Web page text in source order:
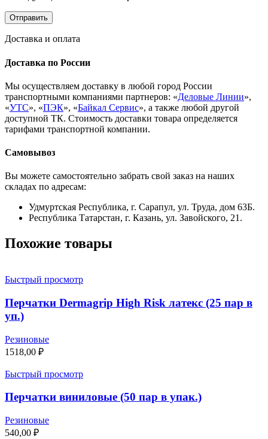
Доставка и оплата
Доставка по России
Мы осуществляем доставку в любой город России
транспортными компаниями партнеров: «Деловые Линии»,
«УТС», «ПЭК», «Байкал Сервис», а также любой другой
доступной ТК. Стоимость доставки товара определяется
тарифами транспортной компании.
Самовывоз
Вы можете самостоятельно забрать свой заказ на наших
складах по адресам:
Удмуртская Республика, г. Сарапул, ул. Труда, дом 63Б.
Республика Татарстан, г. Казань, ул. Завойского, 21.
Похожие товары
Быстрый просмотр
Перчатки Dermagrip High Risk латекс (25 пар в
уп.)
Резиновые
1518,00 ₽
Быстрый просмотр
Перчатки виниловые (50 пар в упак.)
Резиновые
540,00 ₽